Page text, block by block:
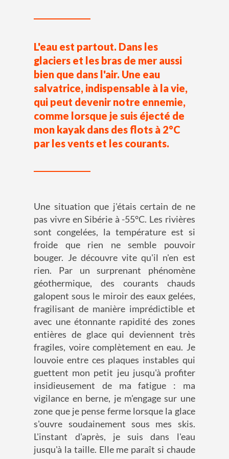
L'eau est partout. Dans les
glaciers et les bras de mer aussi
bien que dans l'air. Une eau
salvatrice, indispensable à la vie,
qui peut devenir notre ennemie,
comme lorsque je suis éjecté de
mon kayak dans des flots à 2°C
par les vents et les courants.
Une situation que j'étais certain de ne
pas vivre en Sibérie à -55°C. Les rivières
sont congelées, la température est si
froide que rien ne semble pouvoir
bouger. Je découvre vite qu'il n'en est
rien. Par un surprenant phénomène
géothermique, des courants chauds
galopent sous le miroir des eaux gelées,
fragilisant de manière imprédictible et
avec une étonnante rapidité des zones
entières de glace qui deviennent très
fragiles, voire complètement en eau. Je
louvoie entre ces plaques instables qui
guettent mon petit jeu jusqu'à profiter
insidieusement de ma fatigue : ma
vigilance en berne, je m'engage sur une
zone que je pense ferme lorsque la glace
s'ouvre soudainement sous mes skis.
L'instant d'après, je suis dans l'eau
jusqu'à la taille. Elle me paraît si chaude